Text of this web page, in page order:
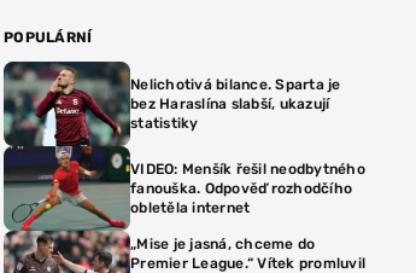
POPULÁRNÍ
Nelichotivá bilance. Sparta je
bez Haraslína slabší, ukazují
statistiky
VIDEO: Menšík řešil neodbytného
fanouška. Odpověď rozhodčího
obletěla internet
„Mise je jasná, chceme do
Premier League.“ Vítek promluvil